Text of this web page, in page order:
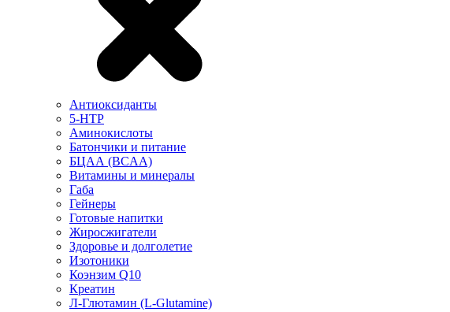
Антиоксиданты
5-HTP
Аминокислоты
Батончики и питание
БЦАА (BCAA)
Витамины и минералы
Габа
Гейнеры
Готовые напитки
Жиросжигатели
Здоровье и долголетие
Изотоники
Коэнзим Q10
Креатин
Л-Глютамин (L-Glutamine)